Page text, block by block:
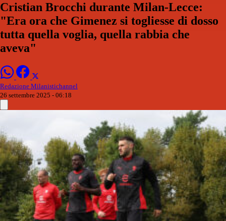
Cristian Brocchi durante Milan-Lecce:
"Era ora che Gimenez si togliesse di dosso
tutta quella voglia, quella rabbia che
aveva"
Redazione Milanistichannel
26 settembre 2025 - 06:18